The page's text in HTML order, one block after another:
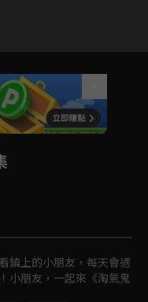
鎮上的小朋友，每天會遇
小朋友，一起來《淘氣鬼